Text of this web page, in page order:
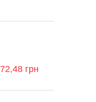
72,48 грн